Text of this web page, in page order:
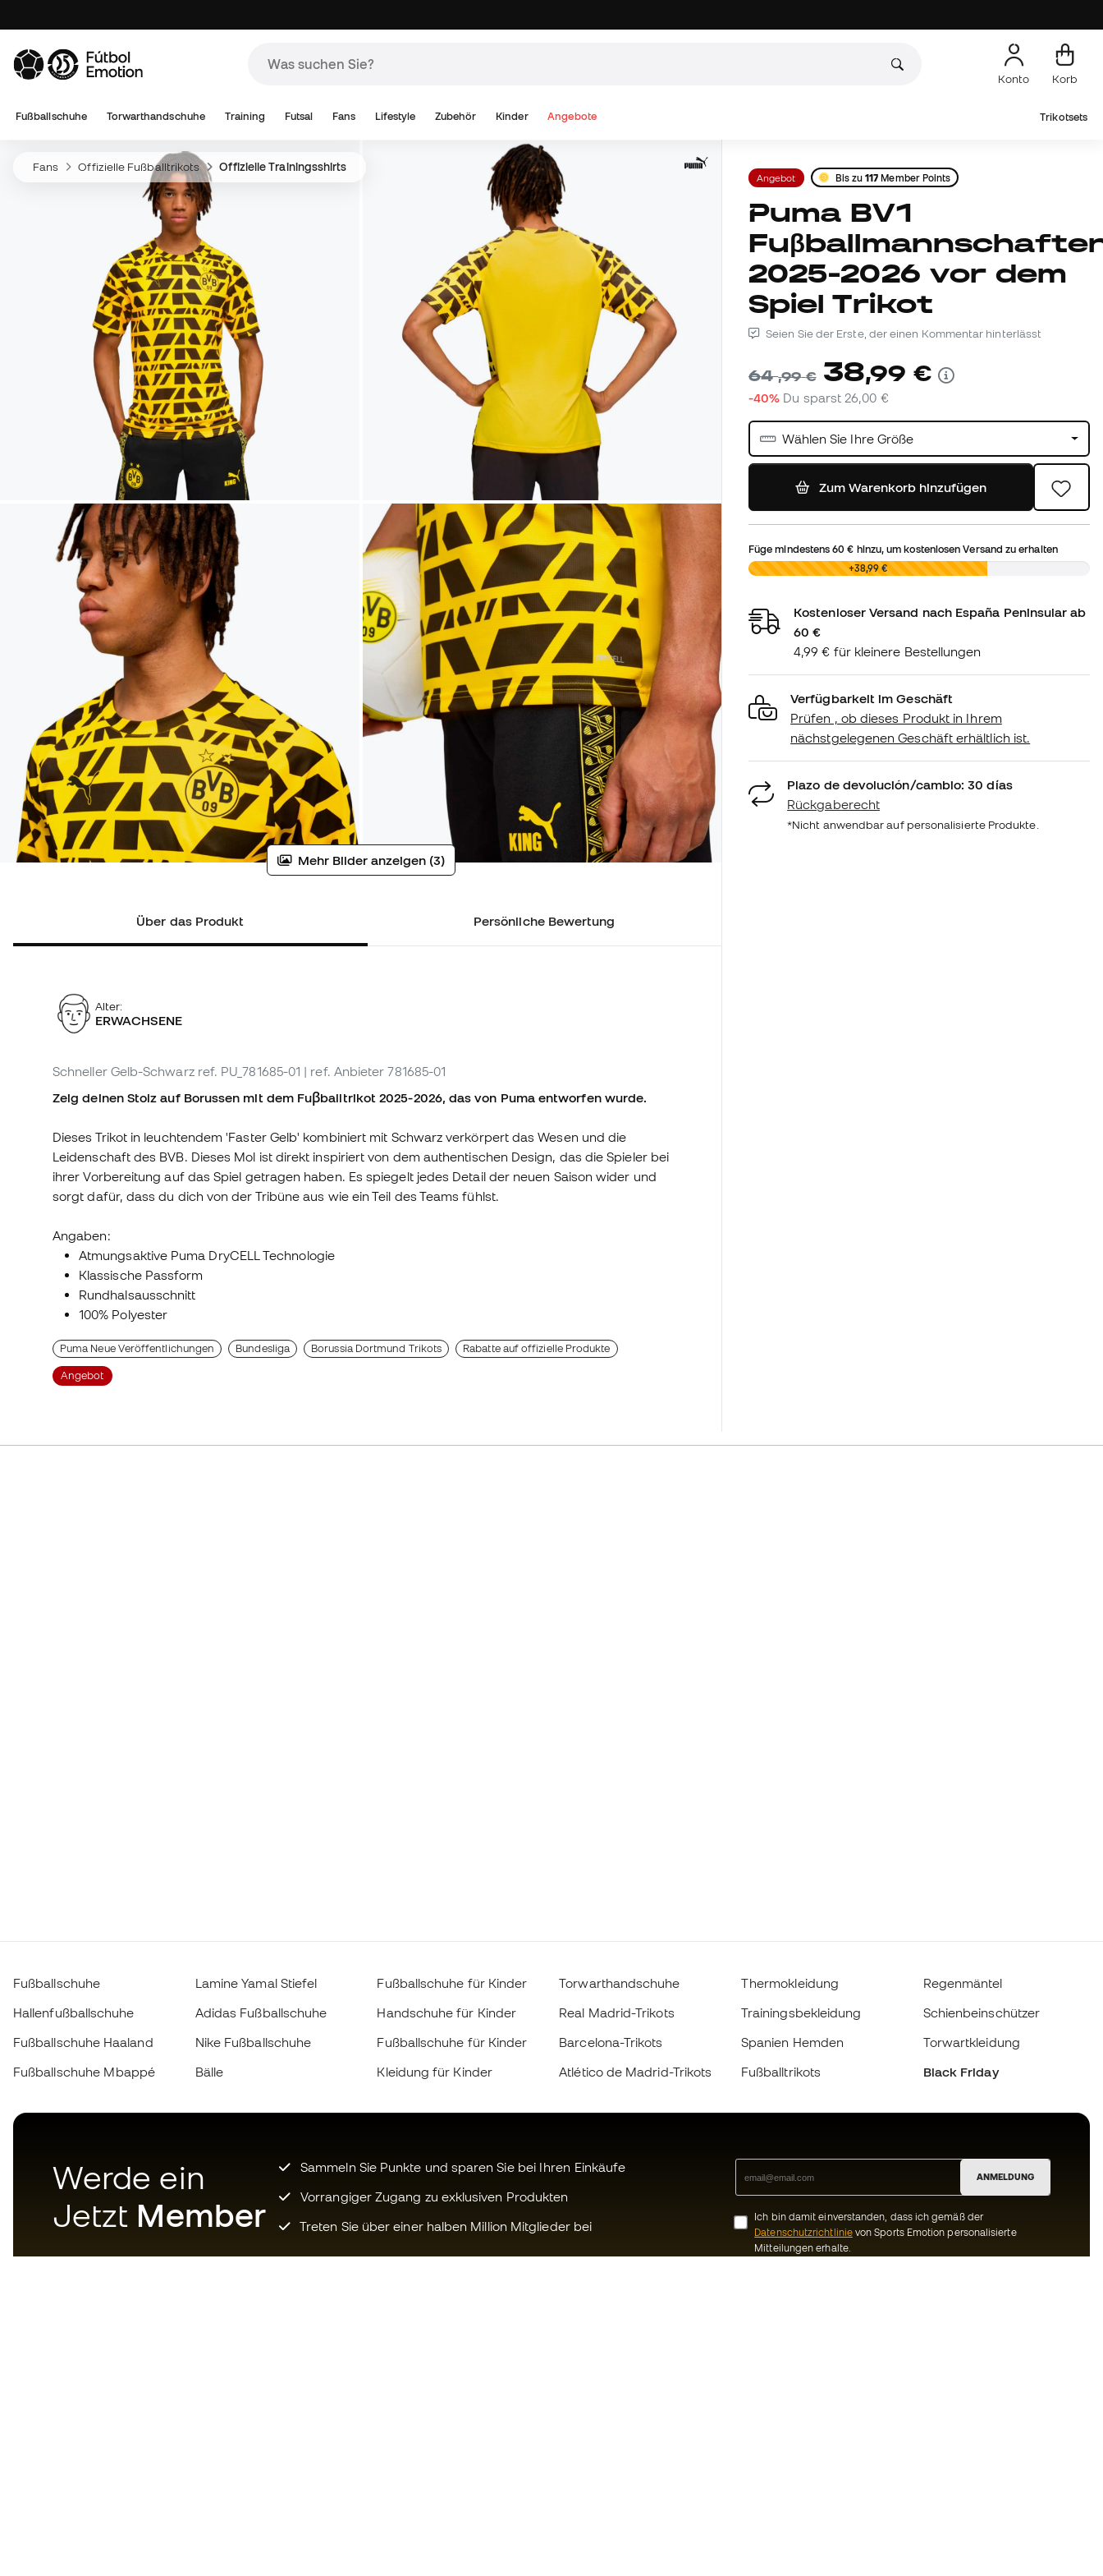
Konto Korb
Fußballschuhe Torwarthandschuhe Training Futsal Fans Lifestyle Zubehör Kinder Angebote Trikotsets
Fans Offizielle Fußballtrikots Offizielle Trainingsshirts
Mehr Bilder anzeigen (3)
Über das Produkt Persönliche Bewertung
Alter:
ERWACHSENE
Schneller Gelb-Schwarz ref. PU_781685-01 | ref. Anbieter 781685-01
Zeig deinen Stolz auf Borussen mit dem Fuβballtrikot 2025-2026, das von Puma entworfen wurde.
Dieses Trikot in leuchtendem 'Faster Gelb' kombiniert mit Schwarz verkörpert das Wesen und die
Leidenschaft des BVB. Dieses Mol ist direkt inspiriert von dem authentischen Design, das die Spieler bei
ihrer Vorbereitung auf das Spiel getragen haben. Es spiegelt jedes Detail der neuen Saison wider und
sorgt dafür, dass du dich von der Tribüne aus wie ein Teil des Teams fühlst.
Angaben:
Atmungsaktive Puma DryCELL Technologie
Klassische Passform
Rundhalsausschnitt
100% Polyester
Puma Neue Veröffentlichungen Bundesliga Borussia Dortmund Trikots Rabatte auf offizielle Produkte
Angebot
Angebot Bis zu117 Member Points
Puma BV1
2025-2026 vor dem
Spiel Trikot
Seien Sie der Erste, der einen Kommentar hinterlässt
64,99 € 38,99 €
-40% Du sparst 26,00 €
Wählen Sie Ihre Größe
Zum Warenkorb hinzufügen
Füge mindestens60 € hinzu, um kostenlosen Versand zu erhalten
0,00 € +38,99 €
Kostenloser Versand nach España Peninsular ab
60 €
4,99 € für kleinere Bestellungen
Verfügbarkeit im Geschäft
Prüfen , ob dieses Produkt in Ihrem
nächstgelegenen Geschäft erhältlich ist.
Plazo de devolución/cambio: 30 días
Rückgaberecht
*Nicht anwendbar auf personalisierte Produkte.
Fußballschuhe
Hallenfußballschuhe
Fußballschuhe Haaland
Fußballschuhe Mbappé
Lamine Yamal Stiefel
Adidas Fußballschuhe
Nike Fußballschuhe
Bälle
Fußballschuhe für Kinder
Handschuhe für Kinder
Fußballschuhe für Kinder
Kleidung für Kinder
Torwarthandschuhe
Real Madrid-Trikots
Barcelona-Trikots
Atlético de Madrid-Trikots
Thermokleidung
Trainingsbekleidung
Spanien Hemden
Fußballtrikots
Regenmäntel
Schienbeinschützer
Torwartkleidung
Black Friday
Werde ein
Jetzt Member
Sammeln Sie Punkte und sparen Sie bei Ihren Einkäufe
Vorrangiger Zugang zu exklusiven Produkten
Treten Sie über einer halben Million Mitglieder bei
ANMELDUNG
Ich bin damit einverstanden, dass ich gemäß der
Datenschutzrichtlinievon Sports Emotion personalisierte
Mitteilungen erhalte.